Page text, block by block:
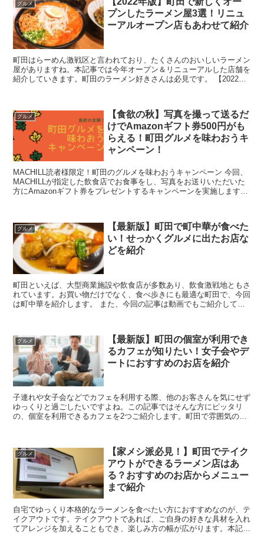
グルメ
プンしたラーメン屋3選！リニュ
ーアルオープン店もあわせて紹介
町田はらーめん激戦区と言われており、たくさんのおいしいラーメン
屋がありますね。本記事では今年オープン＆リニューアルした店舗を
紹介していきます。町田のラーメン好きさんは必見です。 【2022年
グルメ
【食欲の秋】写真を撮って送るだ
けでAmazonギフト券500円がも
らえる！町田グルメを味わおうキ
ャンペーン！
MACHILL読者様限定！町田のグルメを味わおうキャンペーン 今回、
MACHILLが指定した飲食店でお食事をし、写真をお送りいただいた
方にAmazonギフト券をプレゼントするキャンペーンを実施します！
グルメ
【最新版】町田で町中華が食べた
い！せっかくグルメに出たお店な
どを紹介
町田といえば、大型商業施設や飲食店が多数あり、飲食激戦地ともさ
れています。お買い物だけでなく、食べ歩きにも最適な町田で、今回
は町中華を紹介します。 また、今回の記事は動画でもご紹介してい
グルメ
【最新版】町田の個室が利用でき
るカフェが知りたい！女子会やデ
ートにおすすめのお店を紹介
子連れや女子会などでカフェを利用する際、他のお客さんを気にせず
ゆっくりと過ごしたいですよね。この記事ではそんな方にピッタリ
の、個室を利用できるカフェを2つご紹介します。町田で雰囲気のい
グルメ
【家メシ派必見！】町田でテイク
アウトができるラーメン店はあ
る？おすすめのお店からメニュー
まで紹介
自宅でゆっくり本格的なラーメンを食べたい方におすすめなのが、テ
イクアウトです。テイクアウトであれば、ご自身の好きな具材を入れ
てアレンジを加えることもでき、楽しみ方の幅が広がります。本記事